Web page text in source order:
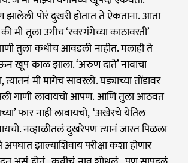
पोरं दुखरी होतात ते ऐकताना. आता
मी तुला उगीच ‘स्वरगंगेच्या काठावरती’
तुला कधीच आवडली नाहीत. मलाही ते
खूप काळ झाला. ‘अरुण दाते’ नावाचा
मी मागेच सावरलो. घड्याच्या तोंडावर
गाणी लावायचो आपण. आणि तुला आठवत
फार नाही लावायचो, ‘अखेरचे येतिल
नव्हाळीतलं दुखरेपण त्यानं जास्त पिळला
झाल्याशिवाय परीक्षा कशा होणार